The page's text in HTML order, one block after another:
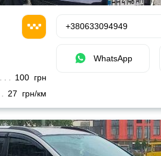
100 грн
27 грн/км
+380633094949
WhatsApp